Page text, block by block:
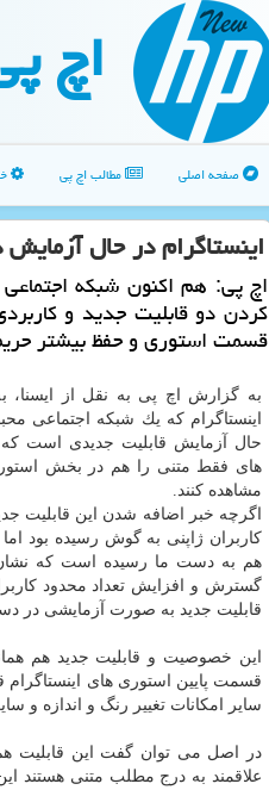
اچ
صفحه اصلی مطالب اچ پی
اینستاگرام در حال
اچ پی: هم اكنون شبكه اجتماعی
كردن دو قابلیت جدید و
قسمت استوری و حفظ بیشتر
اینستاگرام كه یك شبكه اجتماعی
حال آزمایش قابلیت جدیدی است كه
های فقط متنی را هم در بخش
مشاهده كنند.
اگرچه خبر اضافه شدن این قابلیت
كاربران ژاپنی به گوش رسیده بود
هم به دست ما رسیده است كه نشان
گسترش و افزایش تعداد محدود
قابلیت جدید به صورت آزمایشی در
این خصوصیت و قابلیت جدید هم
قسمت پایین استوری های اینستاگرام
سایر امكانات تغییر رنگ و اندازه و
در اصل می توان گفت این قابلیت هم
علاقمند به درج مطلب متنی هستند